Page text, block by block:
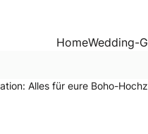
Boho-Hochzeit
HomeWedding-
Alles für eure Boho-